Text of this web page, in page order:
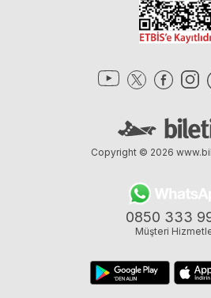
0850 333
Müşteri
Copyright © 2026